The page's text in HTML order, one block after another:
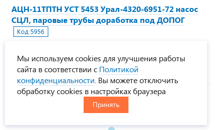
АЦН-11ТПТН УСТ 5453 Урал-4320-6951-72 насос
СЦЛ, паровые трубы доработка под ДОПОГ
Код:5956
Под заказ
Мы используем cookies для улучшения работы
сайта в соответствии с Политикой
конфиденциальности . Вы можете отключить
обработку cookies в настройках браузера
Принять